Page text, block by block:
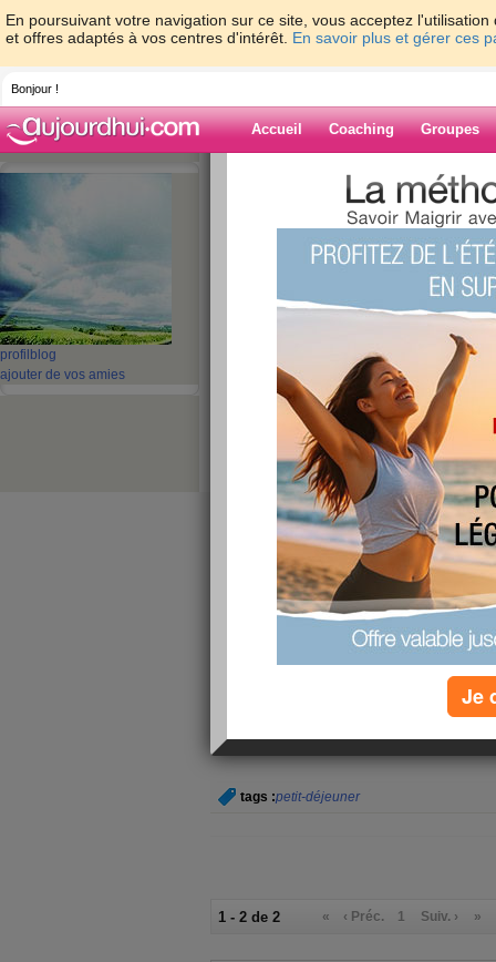
En poursuivant votre navigation sur ce site, vous acceptez
et offres adaptés à vos centres d'intérêt. En savoir plus et gérer ces
Bonjour !
Accueil Coaching Groupes
profil blog
ajouter de vos amies
> > Salut!!!
Blog de
Salut!!!
c'est une semaine un peu morose pour moi
moralement dc tout va pour le mieux!!! j'ai pas
cette semaine!!
mais en visitant les différents blog de celles
satisfesant j'ai compris la necessité de faire
perdre ses kilos en trop sans de vrai
decouvert à 10min de marche de chez moi un
grave je ne le savait meme pas) je me suis
programmé à partir du 28 juillet dc ds 10j !!!
commencer avec un peu de jogging!!
mais je suis qd contente des petits progrès
du beurre !! c'est lui mon poisonnnnn !! et je
tags :petit-déjeuner
1 - 2 de 2 « ‹ Préc. 1 Suiv. › »
Je